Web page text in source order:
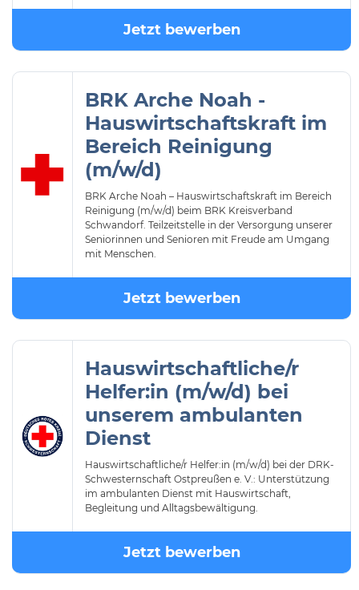
Jetzt bewerben
BRK Arche Noah -
Hauswirtschaftskraft im
Bereich Reinigung
(m/w/d)
BRK Arche Noah – Hauswirtschaftskraft im Bereich
Reinigung (m/w/d) beim BRK Kreisverband
Schwandorf. Teilzeitstelle in der Versorgung unserer
Seniorinnen und Senioren mit Freude am Umgang
mit Menschen.
Jetzt bewerben
Hauswirtschaftliche/r
Helfer:in (m/w/d) bei
unserem ambulanten
Dienst
Hauswirtschaftliche/r Helfer:in (m/w/d) bei der DRK-
Schwesternschaft Ostpreußen e. V.: Unterstützung
im ambulanten Dienst mit Hauswirtschaft,
Begleitung und Alltagsbewältigung.
Jetzt bewerben